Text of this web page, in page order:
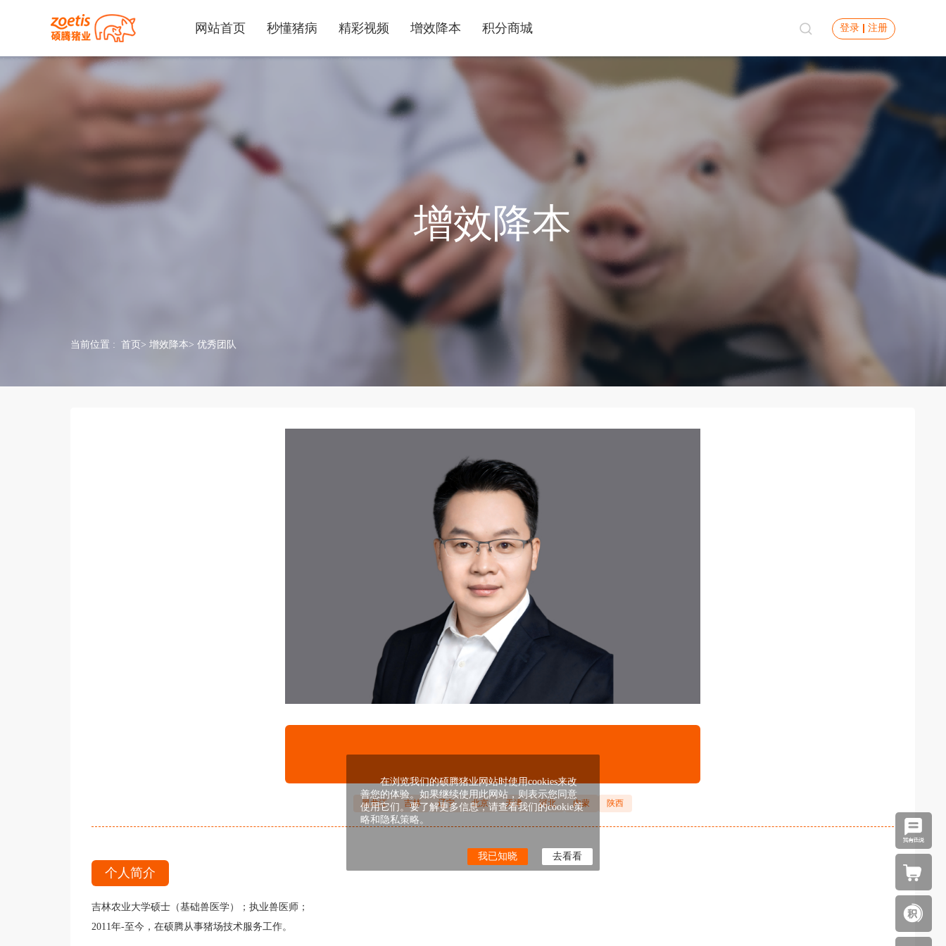
网站首页 秒懂猪病 精彩视频 增效降本 积分商城 登录 注册
增效降本
当前位置 : 首页 > 增效降本> 优秀团队
黑龙江 吉林 辽宁 北京 天津 河北 内蒙 陕西
个人简介
吉林农业大学硕士（基础兽医学）； 执业兽医师 ；
2011年-至今，在硕腾从事猪场技术服务工作。
在浏览我们的硕腾猪业网站时使用cookies来改
善您的体验。如果继续使用此网站，则表示您同意
使用它们。要了解更多信息，请查看我们的cookie策
略和隐私策略。
我已知晓 去看看